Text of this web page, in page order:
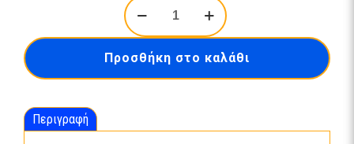
Ichibansho
Dragon
Ⅱ:
Dragon
Προσθήκη στο καλάθι
Περιγραφή